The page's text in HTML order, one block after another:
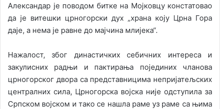
Александар је поводом битке на Мојковцу констатовао
да је витешки црногорски дух „храна коју Црна Гора
даје, а нема је равне до мајчина млијека“.
Нажалост, због династичких себичних интереса и
закулисних радњи и пактирања појединих чланова
црногорског двора са представницима непријатељских
централних сила, Црногорска војска није одступила за
Српском војском и тако се нашла раме уз раме са њима